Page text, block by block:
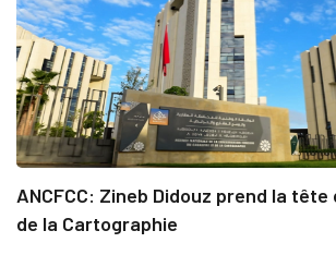
ANCFCC: Zineb Didouz prend la
de la Cartographie